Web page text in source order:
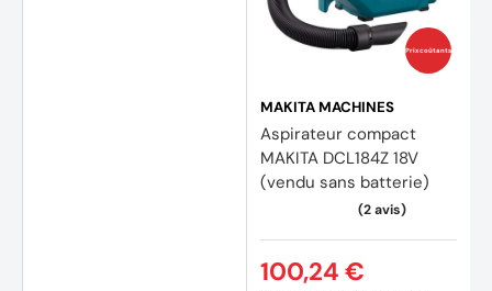
Prix coûtants
MAKITA MACHINES
Aspirateur compact
MAKITA DCL184Z 18V
(vendu sans batterie)
100,24 €